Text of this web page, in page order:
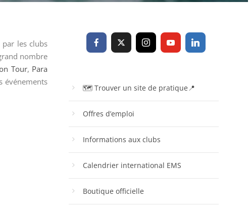
par les clubs
nombre
Tour, Para
événements
🗺 Trouver un site de pratique📍
Offres d’emploi
Informations aux clubs
Calendrier international EMS
Boutique officielle